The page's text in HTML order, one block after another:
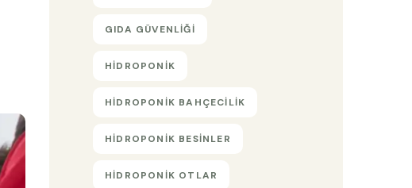
GIDA GÜVENLIĞI
HIDROPONIK
HIDROPONIK BAHÇECILIK
HIDROPONIK BESINLER
HIDROPONIK OTLAR